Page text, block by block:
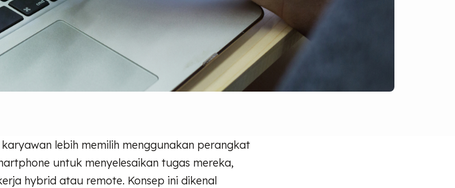
lebih memilih menggunakan perangkat
untuk menyelesaikan tugas mereka,
hybrid atau remote. Konsep ini dikenal